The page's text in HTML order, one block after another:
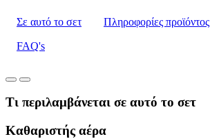
Σε αυτό το σετ Πληροφορίες προϊόντος
FAQ's
Τι περιλαμβάνεται σε αυτό το σετ
Καθαριστής αέρα